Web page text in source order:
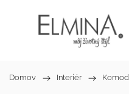
Domov / Interiér /